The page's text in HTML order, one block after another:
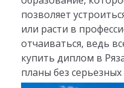
позволяет
или расти в
отчаиваться, ведь
купить диплом в
планы без серьезных